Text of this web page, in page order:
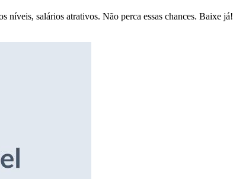
níveis, salários atrativos. Não perca essas chances. Baixe já!